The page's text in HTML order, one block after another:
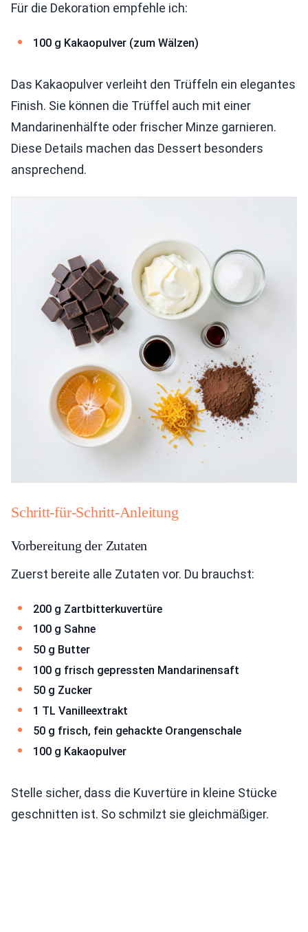
Für die Dekoration empfehle ich:
100 g Kakaopulver (zum Wälzen)
Das Kakaopulver verleiht den Trüffeln ein elegantes
Finish. Sie können die Trüffel auch mit einer
Mandarinenhälfte oder frischer Minze garnieren.
Diese Details machen das Dessert besonders
ansprechend.
Schritt-für-Schritt-Anleitung
Vorbereitung der Zutaten
Zuerst bereite alle Zutaten vor. Du brauchst:
200 g Zartbitterkuvertüre
100 g Sahne
50 g Butter
100 g frisch gepressten Mandarinensaft
50 g Zucker
1 TL Vanilleextrakt
50 g frisch, fein gehackte Orangenschale
100 g Kakaopulver
Stelle sicher, dass die Kuvertüre in kleine Stücke
geschnitten ist. So schmilzt sie gleichmäßiger.